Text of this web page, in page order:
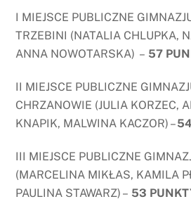
I MIEJSCE PUBLICZNE
TRZEBINI (NATALIA CHLUPKA,
ANNA NOWOTARSKA) – 57
II MIEJSCE PUBLICZNE
CHRZANOWIE (JULIA KORZEC,
KNAPIK, MALWINA KACZOR) –
III MIEJSCE PUBLICZNE
(MARCELINA MIKŁAS, KAMILA
PAULINA STAWARZ) – 53